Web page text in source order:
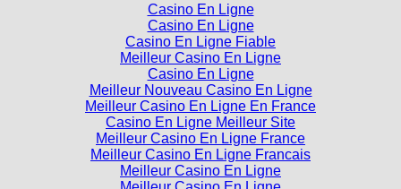
Casino En Ligne
Casino En Ligne
Casino En Ligne Fiable
Meilleur Casino En Ligne
Casino En Ligne
Meilleur Nouveau Casino En Ligne
Meilleur Casino En Ligne En France
Casino En Ligne Meilleur Site
Meilleur Casino En Ligne France
Meilleur Casino En Ligne Francais
Meilleur Casino En Ligne